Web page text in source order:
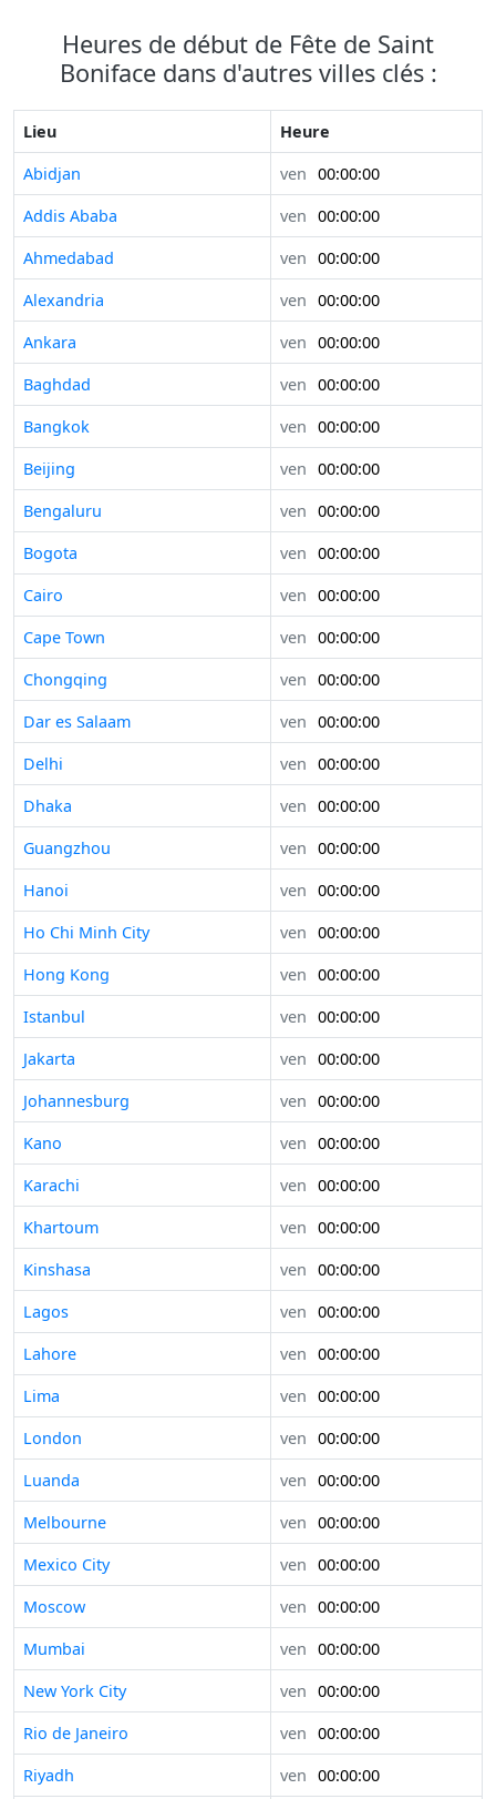
Heures de début de Fête de Saint
Boniface dans d'autres villes clés :
Lieu
Heure
Abidjan
ven 00:00:00
Addis Ababa
ven 00:00:00
Ahmedabad
ven 00:00:00
Alexandria
ven 00:00:00
Ankara
ven 00:00:00
Baghdad
ven 00:00:00
Bangkok
ven 00:00:00
Beijing
ven 00:00:00
Bengaluru
ven 00:00:00
Bogota
ven 00:00:00
Cairo
ven 00:00:00
Cape Town
ven 00:00:00
Chongqing
ven 00:00:00
Dar es Salaam
ven 00:00:00
Delhi
ven 00:00:00
Dhaka
ven 00:00:00
Guangzhou
ven 00:00:00
Hanoi
ven 00:00:00
Ho Chi Minh City
ven 00:00:00
Hong Kong
ven 00:00:00
Istanbul
ven 00:00:00
Jakarta
ven 00:00:00
Johannesburg
ven 00:00:00
Kano
ven 00:00:00
Karachi
ven 00:00:00
Khartoum
ven 00:00:00
Kinshasa
ven 00:00:00
Lagos
ven 00:00:00
Lahore
ven 00:00:00
Lima
ven 00:00:00
London
ven 00:00:00
Luanda
ven 00:00:00
Melbourne
ven 00:00:00
Mexico City
ven 00:00:00
Moscow
ven 00:00:00
Mumbai
ven 00:00:00
New York City
ven 00:00:00
Rio de Janeiro
ven 00:00:00
Riyadh
ven 00:00:00